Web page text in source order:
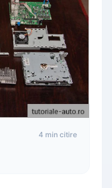
4 min citire